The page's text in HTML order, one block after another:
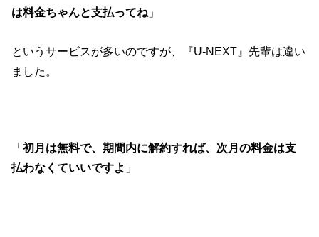
は料金ちゃんと支払ってね 」
というサービスが多いのですが、『U-NEXT』先輩は違い
ました。
「初月は無料で、期間内に解約すれば、次月の料金は支
払わなくていいですよ 」